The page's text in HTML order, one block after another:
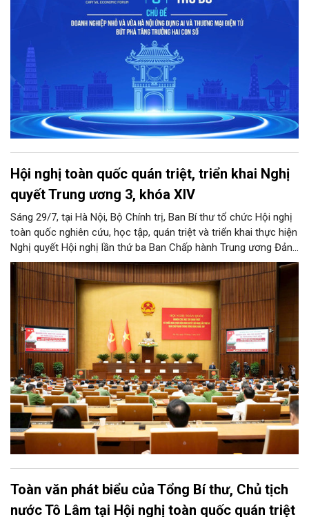
Hội nghị toàn quốc quán triệt, triển khai Nghị
quyết Trung ương 3, khóa XIV
Sáng 29/7, tại Hà Nội, Bộ Chính trị, Ban Bí thư tổ chức Hội nghị
toàn quốc nghiên cứu, học tập, quán triệt và triển khai thực hiện
Nghị quyết Hội nghị lần thứ ba Ban Chấp hành Trung ương Đảng
khóa XIV.
Toàn văn phát biểu của Tổng Bí thư, Chủ tịch
nước Tô Lâm tại Hội nghị toàn quốc quán triệt